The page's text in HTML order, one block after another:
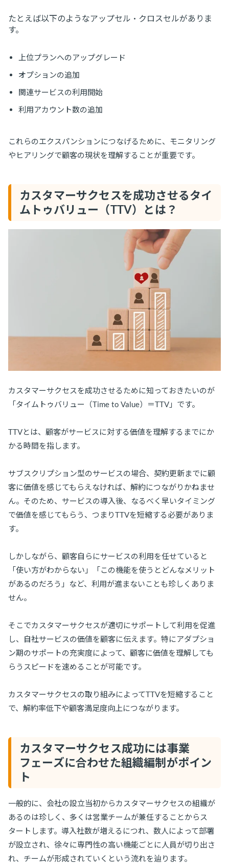
たとえば以下のようなアップセル・クロスセルがありま
す。
上位プランへのアップグレード
オプションの追加
関連サービスの利用開始
利用アカウント数の追加
これらのエクスパンションにつなげるために、モニタリング
やヒアリングで顧客の現状を理解することが重要です。
カスタマーサクセスを成功させるタイ
ムトゥバリュー（TTV）とは？
カスタマーサクセスを成功させるために知っておきたいのが
「タイムトゥバリュー（Time to Value）＝TTV」です。
TTVとは、顧客がサービスに対する価値を理解するまでにか
かる時間を指します。
サブスクリプション型のサービスの場合、契約更新までに顧
客に価値を感じてもらえなければ、解約につながりかねませ
ん。そのため、サービスの導入後、なるべく早いタイミング
で価値を感じてもらう、つまりTTVを短縮する必要がありま
す。
しかしながら、顧客自らにサービスの利用を任せていると
「使い方がわからない」「この機能を使うとどんなメリット
があるのだろう」など、利用が進まないことも珍しくありま
せん。
そこでカスタマーサクセスが適切にサポートして利用を促進
し、自社サービスの価値を顧客に伝えます。特にアダプショ
ン期のサポートの充実度によって、顧客に価値を理解しても
らうスピードを速めることが可能です。
カスタマーサクセスの取り組みによってTTVを短縮すること
で、解約率低下や顧客満足度向上につながります。
カスタマーサクセス成功には事業
フェーズに合わせた組織編制がポイン
ト
一般的に、会社の設立当初からカスタマーサクセスの組織が
あるのは珍しく、多くは営業チームが兼任することからス
タートします。導入社数が増えるにつれ、数人によって部署
が設立され、徐々に専門性の高い機能ごとに人員が切り出さ
れ、チームが形成されていくという流れを辿ります。